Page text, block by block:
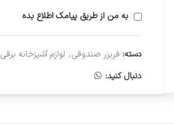
به من از طریق پیامک اطلاع بده
دسته: فریزر صندوقی, لوازم آشپزخانه برقی
دنبال کنید: